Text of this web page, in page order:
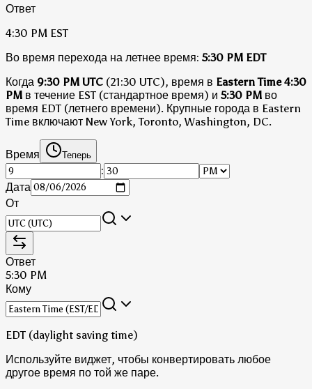
Ответ
4:30 PM EST
Во время перехода на летнее время: 5:30 PM EDT
Когда 9:30 PM UTC (21:30 UTC), время в Eastern Time 4:30
PM в течение EST (стандартное время) и 5:30 PM во
время EDT (летнего времени). Крупные города в Eastern
Time включают New York, Toronto, Washington, DC.
Время Теперь
:
Дата
От
Ответ
5:30 PM
Кому
EDT (daylight saving time)
Используйте виджет, чтобы конвертировать любое
другое время по той же паре.